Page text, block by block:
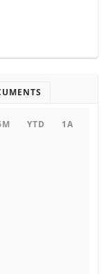
YTD 1A